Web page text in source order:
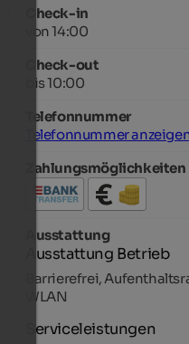
Check-in
von 14:00
Check-out
bis 10:00
Telefonnummer
Telefonnummer
Zahlungsmöglichkeiten
Ausstattung
Ausstattung Betrieb
Barrierefrei,
WLAN
Serviceleistungen